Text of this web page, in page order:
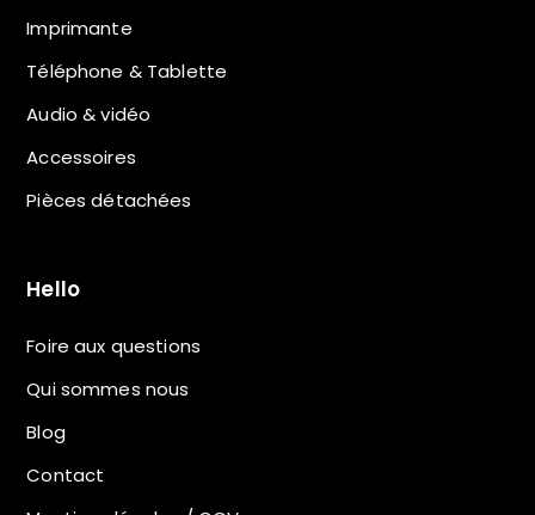
Imprimante
Téléphone & Tablette
Audio & vidéo
Accessoires
Pièces détachées
Hello
Foire aux questions
Qui sommes nous
Blog
Contact